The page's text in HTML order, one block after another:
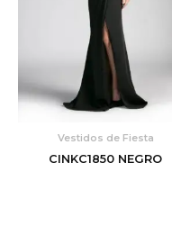
Vestidos de Fiesta
CINKC1850 NEGRO